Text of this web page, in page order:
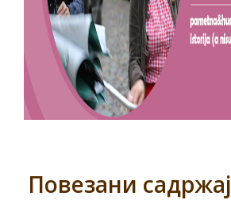
Повезани садржај